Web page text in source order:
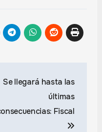
Se llegará hasta las
últimas
Fiscal